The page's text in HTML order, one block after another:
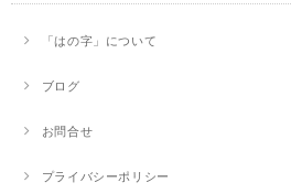
「はの字」について
ブログ
お問合せ
プライバシーポリシー